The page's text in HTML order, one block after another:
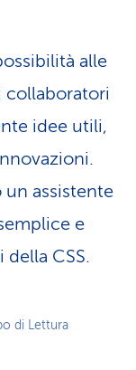
alle
collaboratori
idee utili,
un assistente
e
CSS.
di Lettura